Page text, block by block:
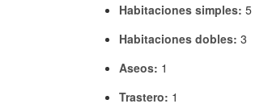
Habitaciones simples: 5
Habitaciones dobles: 3
Aseos: 1
Trastero: 1